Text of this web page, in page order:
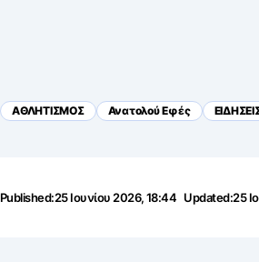
ΑΘΛΗΤΙΣΜΟΣ Ανατολού Εφές
Published:25 Ιουνίου 2026, 18:44 Updated:25